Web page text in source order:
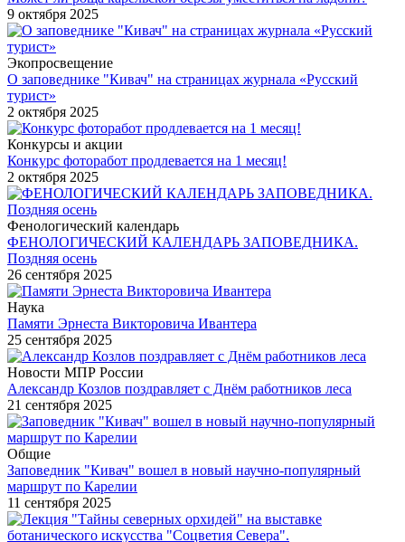
9 октября 2025
Экопросвещение
О заповеднике "Кивач" на страницах журнала «Русский
турист»
2 октября 2025
Конкурсы и акции
Конкурс фоторабот продлевается на 1 месяц!
2 октября 2025
Фенологический календарь
ФЕНОЛОГИЧЕСКИЙ КАЛЕНДАРЬ ЗАПОВЕДНИКА.
Поздняя осень
26 сентября 2025
Наука
Памяти Эрнеста Викторовича Ивантера
25 сентября 2025
Новости МПР России
Александр Козлов поздравляет с Днём работников леса
21 сентября 2025
Общие
Заповедник "Кивач" вошел в новый научно-популярный
маршрут по Карелии
11 сентября 2025